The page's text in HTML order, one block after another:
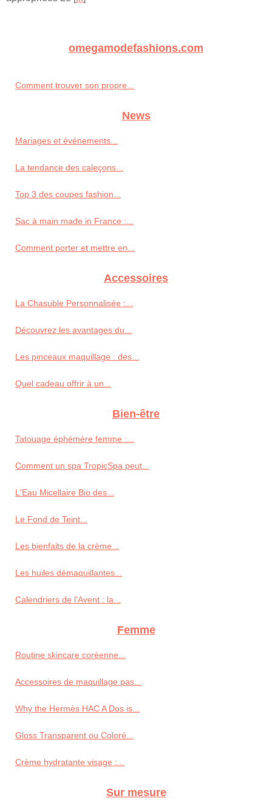
omegamodefashions.com
Comment trouver son propre...
News
Mariages et événements...
La tendance des caleçons...
Top 3 des coupes fashion...
Sac à main made in France :...
Comment porter et mettre en...
Accessoires
La Chasuble Personnalisée :...
Découvrez les avantages du...
Les pinceaux maquillage : des...
Quel cadeau offrir à un...
Bien-être
Tatouage éphémère femme :...
Comment un spa TropicSpa peut...
L'Eau Micellaire Bio des...
Le Fond de Teint...
Les bienfaits de la crème...
Les huiles démaquillantes...
Calendriers de l'Avent : la...
Femme
Routine skincare coréenne...
Accessoires de maquillage pas...
Why the Hermès HAC A Dos is...
Gloss Transparent ou Coloré...
Crème hydratante visage :...
Sur mesure